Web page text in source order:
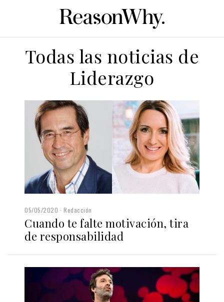
Todas las noticias de
Liderazgo
05/05/2020 Redacción
Cuando te falte motivación, tira
de responsabilidad